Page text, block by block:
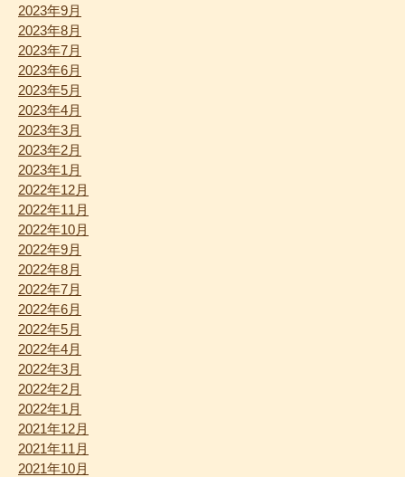
2023年9月
2023年8月
2023年7月
2023年6月
2023年5月
2023年4月
2023年3月
2023年2月
2023年1月
2022年12月
2022年11月
2022年10月
2022年9月
2022年8月
2022年7月
2022年6月
2022年5月
2022年4月
2022年3月
2022年2月
2022年1月
2021年12月
2021年11月
2021年10月